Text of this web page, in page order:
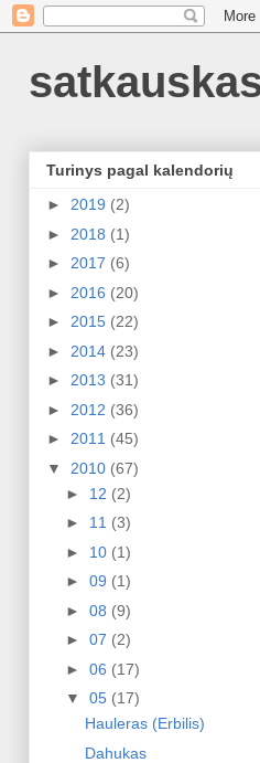
Turinys pagal kalendorių
► 2019 (2)
► 2018 (1)
► 2017 (6)
► 2016 (20)
► 2015 (22)
► 2014 (23)
► 2013 (31)
► 2012 (36)
► 2011 (45)
▼ 2010 (67)
► 12 (2)
► 11 (3)
► 10 (1)
► 09 (1)
► 08 (9)
► 07 (2)
► 06 (17)
▼ 05 (17)
Hauleras (Erbilis)
Dahukas